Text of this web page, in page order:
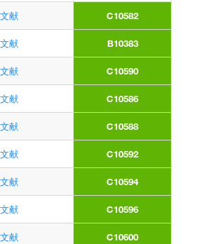
献 C10582
献 B10383
献 C10590
献 C10586
献 C10588
献 C10592
献 C10594
献 C10596
献 C10600